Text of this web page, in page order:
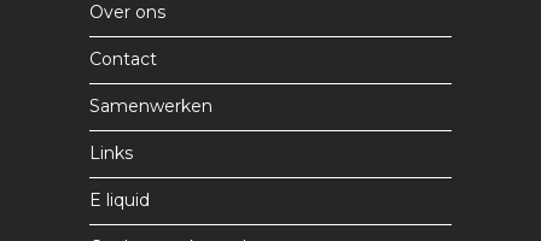
Over ons
Contact
Samenwerken
Links
E liquid